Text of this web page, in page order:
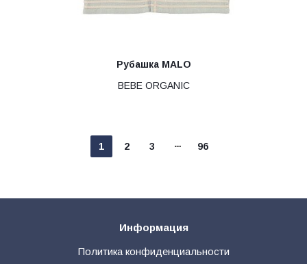
Рубашка MALO
BEBE ORGANIC
1 2 3 96
Информация
Политика конфиденциальности